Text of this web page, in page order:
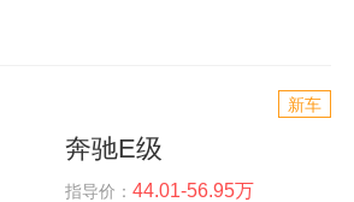
新车
奔驰E级
指导价： 44.01-56.95万